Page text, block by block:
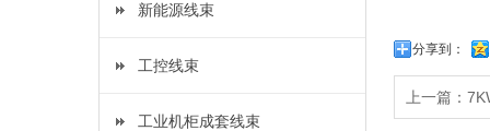
新能源线束
工控线束
工业机柜成套线束
分享到：
上一篇：